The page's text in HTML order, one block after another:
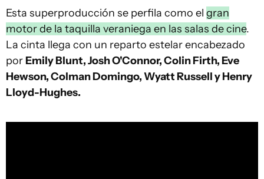
Esta superproducción se perfila como el gran
motor de la taquilla veraniega en las salas de cine.
La cinta llega con un reparto estelar encabezado
por Emily Blunt, Josh O'Connor, Colin Firth, Eve
Hewson, Colman Domingo, Wyatt Russell y Henry
Lloyd-Hughes.